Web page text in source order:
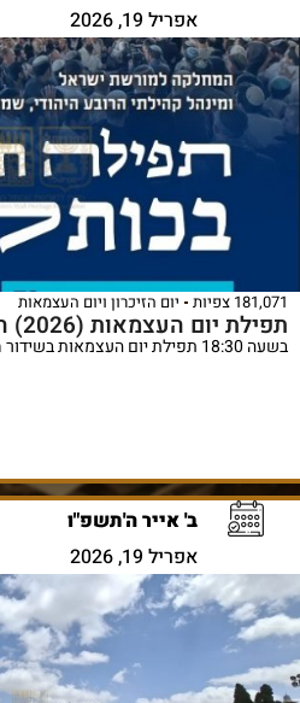
אפריל 19, 2026
181,071 צפיות יום הזיכרון ויום העצמאות
תפילת יום העצמאות (2026) ה-78 למדינת ישראל
בשעה 18:30 תפילת יום העצמאות בשידור חי הציבור מוזמן
ב' אייר ה'תשפ"ו
אפריל 19, 2026